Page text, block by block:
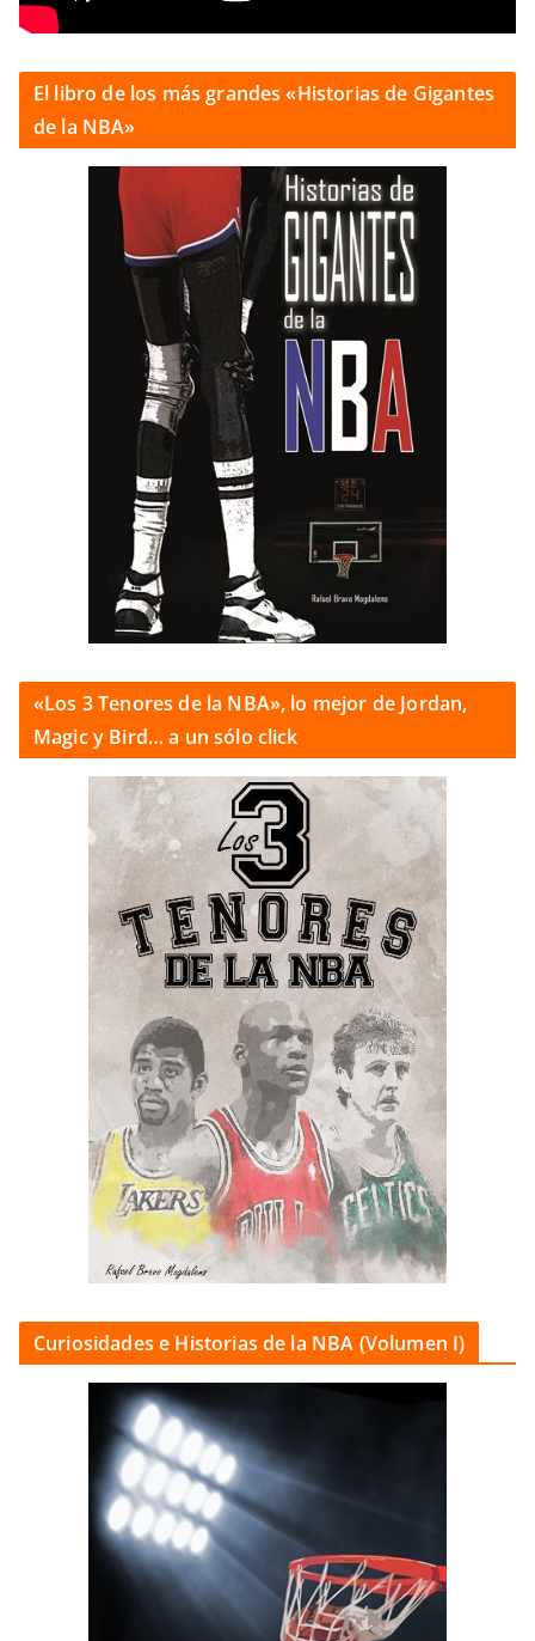
El libro de los más grandes «Historias de Gigantes
de la NBA»
«Los 3 Tenores de la NBA», lo mejor de Jordan,
Magic y Bird… a un sólo click
Curiosidades e Historias de la NBA (Volumen I)